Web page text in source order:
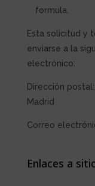
formula.
Esta solicitud y
enviarse a la
electrónico:
Dirección postal:
Madrid
Correo
Enlaces a